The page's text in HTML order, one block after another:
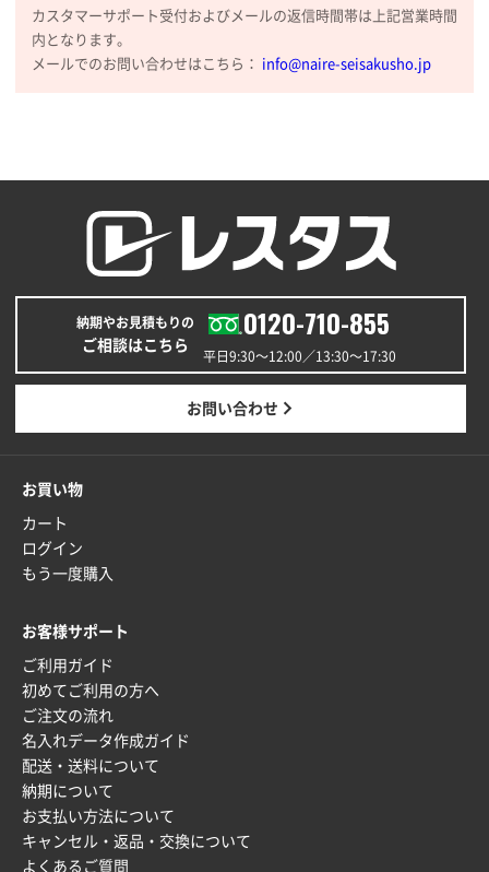
厚手コットンマチ付トートL ナチュラル(A4対応)
200枚
2025年12月25日 13:33
以前の注文も含め価格と品質
青森県K社様
ワンポイントポリ袋 A4サイズ1000枚
2025年12月24日 13:22
安い
ワンポイント箔押し紙袋 M横サイズ(A4対応)100
2025年12月22日 03:31
神奈川県S社様
2025年12月16日 10:39
短納期対応が素晴らしい
富山県O社様
uni ジェットストリーム 07
2025年12月09日 14:04
安い、早い
埼玉県G社様
カスタマーサポート受付およびメールの返信時間帯は上記営業時間
内となります。
メールでのお問い合わせはこちら： info@naire-seisakusho.jp
納期やお見積もりの
ご相談はこちら
0120-710-855
平日9:30〜12:00／13:30〜17:30
お問い合わせ
お買い物
カート
ログイン
もう一度購入
お客様サポート
ご利用ガイド
初めてご利用の方へ
ご注文の流れ
名入れデータ作成ガイド
配送・送料について
納期について
お支払い方法について
キャンセル・返品・交換について
よくあるご質問